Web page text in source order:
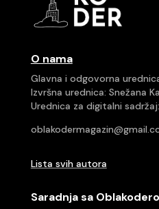
O nama
Glavna i odgovorna
Izvršna urednica: Snežana
Urednica za digitalni
Lista svih autora
Saradnja sa